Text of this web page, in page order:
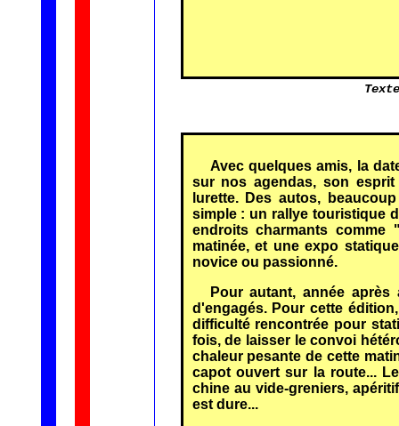
Avec quelques amis, la
sur nos agendas, son
lurette. Des autos,
simple : un rallye touristique
endroits charmants
matinée, et une expo
novice ou passionné.
Pour autant, année
d'engagés. Pour cette
difficulté rencontrée pour
fois, de laisser le convoi
chaleur pesante de cette
capot ouvert sur la route...
chine au vide-greniers,
est dure...